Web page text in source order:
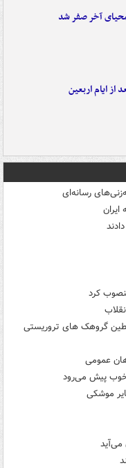
آخر صفر شد
از ایام اربعین
رسانه‌ای
کرد
خوب پیش می‌رود
موشکی
می‌آید